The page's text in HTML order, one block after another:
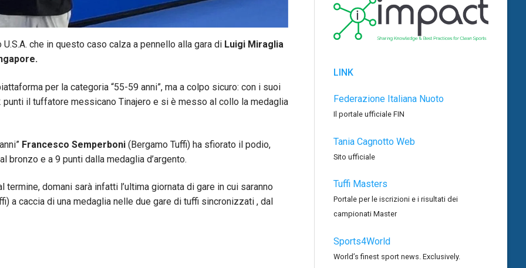
che in questo caso calza a pennello alla gara di Luigi Miraglia
per la categoria “55-59 anni”, ma a colpo sicuro: con i suoi
il tuffatore messicano Tinajero e si è messo al collo la medaglia
Francesco Semperboni (Bergamo Tuffi) ha sfiorato il podio,
bronzo e a 9 punti dalla medaglia d’argento.
domani sarà infatti l’ultima giornata di gare in cui saranno
a caccia di una medaglia nelle due gare di tuffi sincronizzati , dal
LINK
Federazione Italiana Nuoto
Il portale ufficiale FIN
Tania Cagnotto Web
Sito ufficiale
Tuffi Masters
Portale per le iscrizioni e i risultati dei
campionati Master
Sports4World
World’s finest sport news. Exclusively.